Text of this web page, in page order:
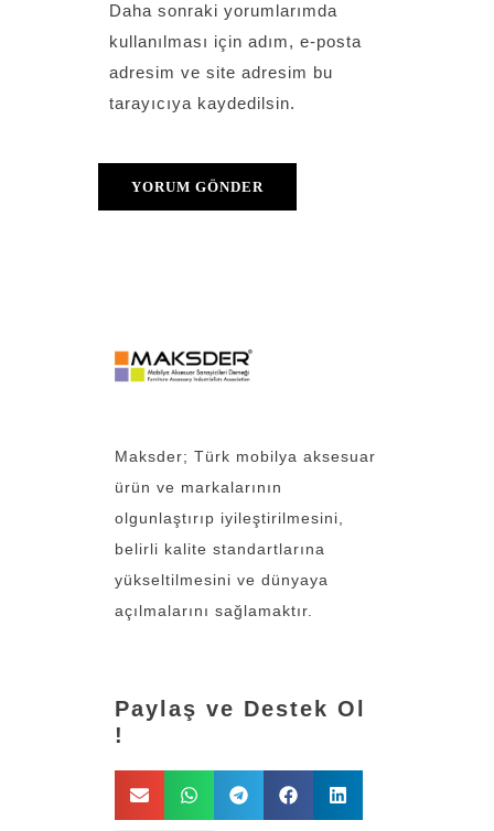
Daha sonraki yorumlarımda
kullanılması için adım, e-posta
adresim ve site adresim bu
tarayıcıya kaydedilsin.
Maksder; Türk mobilya aksesuar
ürün ve markalarının
olgunlaştırıp iyileştirilmesini,
belirli kalite standartlarına
yükseltilmesini ve dünyaya
açılmalarını sağlamaktır.
Paylaş ve Destek Ol
!